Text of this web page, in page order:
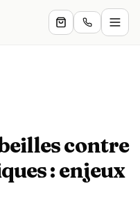
contre
: enjeux